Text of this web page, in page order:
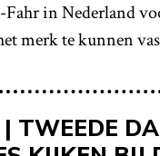
Fahr in Nederland
merk te kunnen
TWEEDE